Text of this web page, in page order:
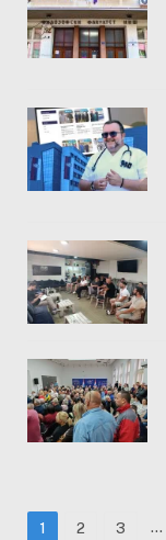
1 2 3 …